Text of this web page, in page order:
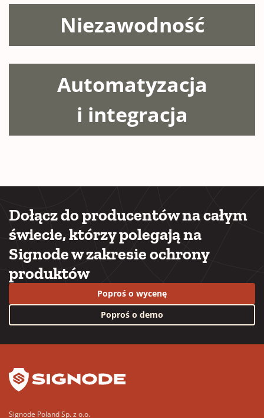
Niezawodność
Automatyzacja
i integracja
Dołącz do producentów na całym
świecie, którzy polegają na
Signode w zakresie ochrony
produktów
Poproś o wycenę
Poproś o demo
Signode Poland Sp. z o.o.